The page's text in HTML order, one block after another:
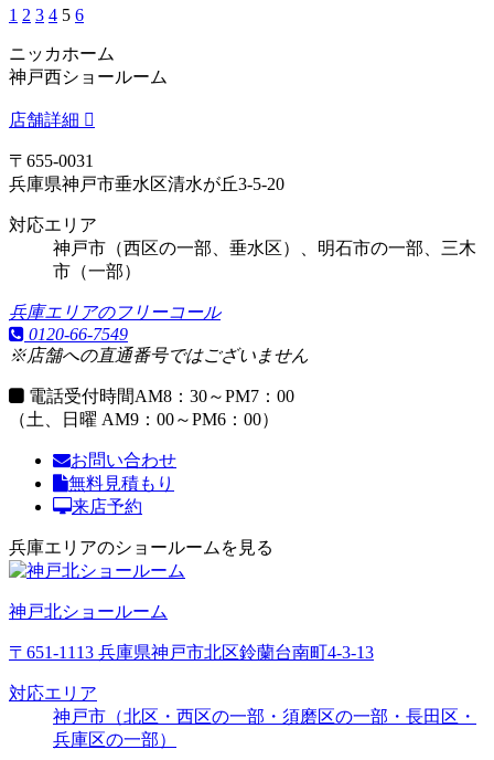
1 2 3 4 5 6
ニッカホーム
神戸西ショールーム
店舗詳細
〒655-0031
兵庫県神戸市垂水区清水が丘3-5-20
対応エリア
神戸市（西区の一部、垂水区）、明石市の一部、三木
市（一部）
兵庫エリアのフリーコール
0120-66-7549
※店舗への直通番号ではございません
電話受付時間AM8：30～PM7：00
（土、日曜 AM9：00～PM6：00）
お問い合わせ
無料見積もり
来店予約
兵庫エリアのショールームを見る
神戸北ショールーム
〒651-1113 兵庫県神戸市北区鈴蘭台南町4-3-13
対応エリア
神戸市（北区・西区の一部・須磨区の一部・長田区・
兵庫区の一部）